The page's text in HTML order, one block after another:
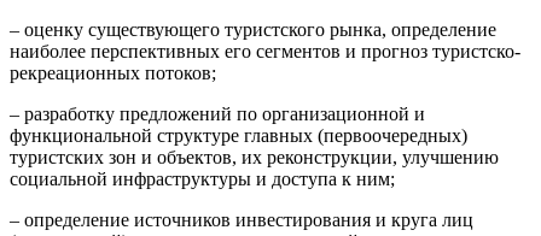
– оценку существующего туристского рынка, определение
наиболее перспективных его сегментов и прогноз туристско-
рекреационных потоков;
– разработку предложений по организационной и
функциональной структуре главных (первоочередных)
туристских зон и объектов, их реконструкции, улучшению
социальной инфраструктуры и доступа к ним;
– определение источников инвестирования и круга лиц